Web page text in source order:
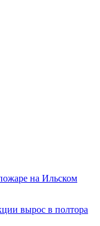
на Ильском
вырос в полтора